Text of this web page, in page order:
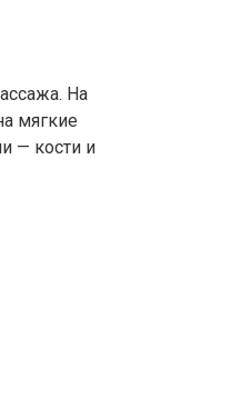
На
мягкие
— кости и